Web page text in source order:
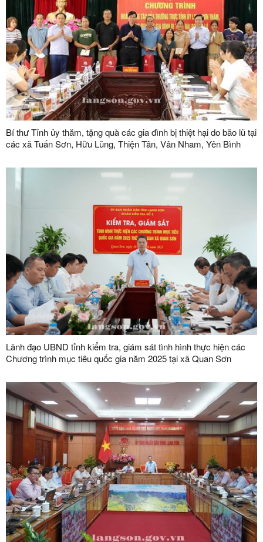
Bí thư Tỉnh ủy thăm, tặng quà các gia đình bị thiệt hại do bão lũ tại
các xã Tuấn Sơn, Hữu Lũng, Thiện Tân, Vân Nham, Yên Bình
Lãnh đạo UBND tỉnh kiểm tra, giám sát tình hình thực hiện các
Chương trình mục tiêu quốc gia năm 2025 tại xã Quan Sơn